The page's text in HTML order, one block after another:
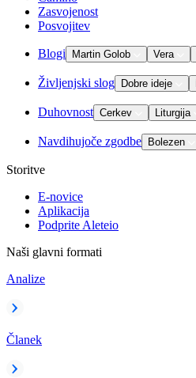
Zasvojenost
Posvojitev
Blogi Martin Golob Vera
Življenjski slog Dobre ideje
Duhovnost Cerkev Liturgija
Navdihujoče zgodbe Bolezen
Storitve
E-novice
Aplikacija
Podprite Aleteio
Naši glavni formati
Analize
Članek